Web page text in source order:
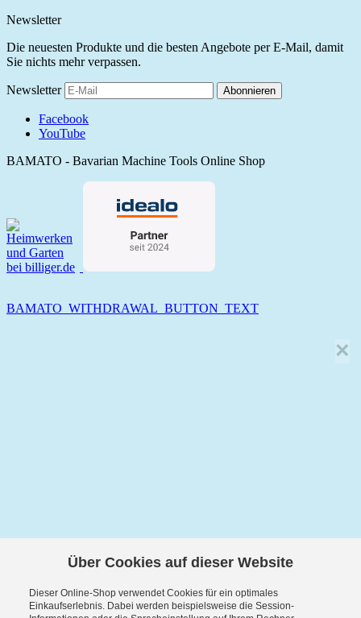
Newsletter
Die neuesten Produkte und die besten Angebote per E-Mail, damit
Sie nichts mehr verpassen.
Newsletter Abonnieren
Facebook
YouTube
BAMATO - Bavarian Machine Tools Online Shop
BAMATO_WITHDRAWAL_BUTTON_TEXT
×
Über Cookies auf dieser Website
Dieser Online-Shop verwendet Cookies für ein optimales
Einkaufserlebnis. Dabei werden beispielsweise die Session-